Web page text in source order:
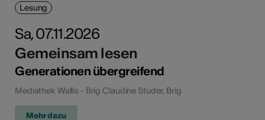
Lesung
Sa, 07.11.2026
Gemeinsam lesen
Generationen übergreifend
Mediathek Wallis - Brig Claudine Studer, Brig
Mehr dazu